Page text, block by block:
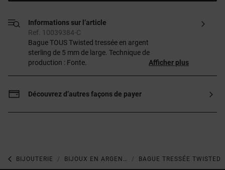
Informations sur l’article
Ref. 10039384-C
Bague TOUS Twisted tressée en argent
sterling de 5 mm de large. Technique de
production : Fonte.
Afficher plus
Découvrez d’autres façons de payer
BIJOUTERIE BAGUE TRESSÉE TWISTED